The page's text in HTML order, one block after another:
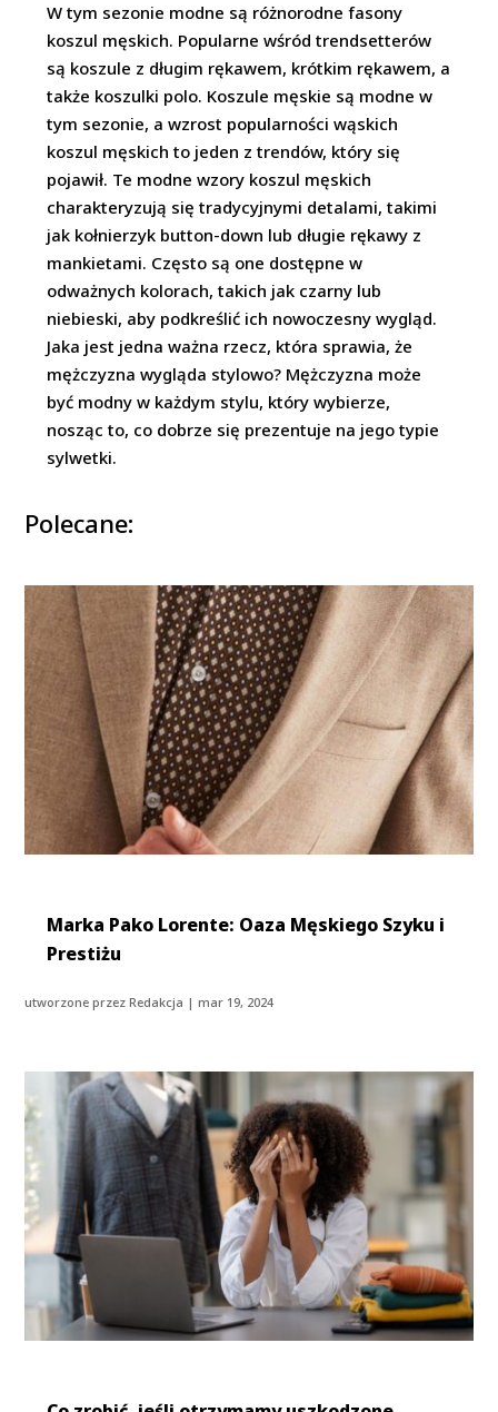
W tym sezonie modne są różnorodne fasony
koszul męskich. Popularne wśród trendsetterów
są koszule z długim rękawem, krótkim rękawem, a
także koszulki polo. Koszule męskie są modne w
tym sezonie, a wzrost popularności wąskich
koszul męskich to jeden z trendów, który się
pojawił. Te modne wzory koszul męskich
charakteryzują się tradycyjnymi detalami, takimi
jak kołnierzyk button-down lub długie rękawy z
mankietami. Często są one dostępne w
odważnych kolorach, takich jak czarny lub
niebieski, aby podkreślić ich nowoczesny wygląd.
Jaka jest jedna ważna rzecz, która sprawia, że
mężczyzna wygląda stylowo? Mężczyzna może
być modny w każdym stylu, który wybierze,
nosząc to, co dobrze się prezentuje na jego typie
sylwetki.
Polecane:
Marka Pako Lorente: Oaza Męskiego Szyku i
Prestiżu
utworzone przezRedakcja |mar 19, 2024